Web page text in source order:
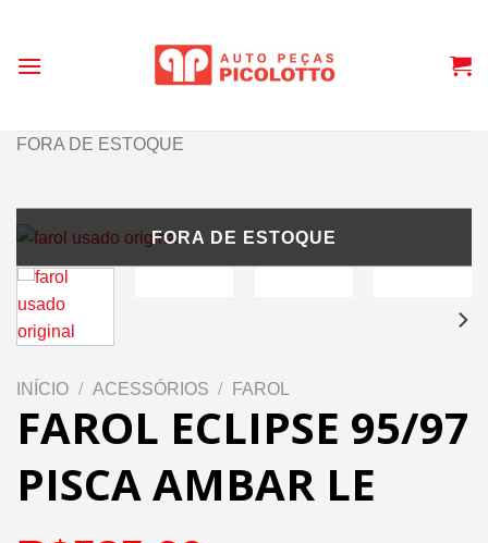
content
FORA DE ESTOQUE
INÍCIO / ACESSÓRIOS / FAROL
FAROL ECLIPSE 95/97
PISCA AMBAR LE